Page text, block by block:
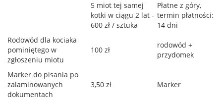
5 miot tej samej
kotki w ciągu 2 lat -
600 zł / sztuka
Płatne z góry,
termin płatności:
14 dni
Rodowód dla kociaka
pominiętego w
zgłoszeniu miotu
100 zł
rodowód +
przydomek
Marker do pisania po
zalaminowanych
dokumentach
3,50 zł Marker